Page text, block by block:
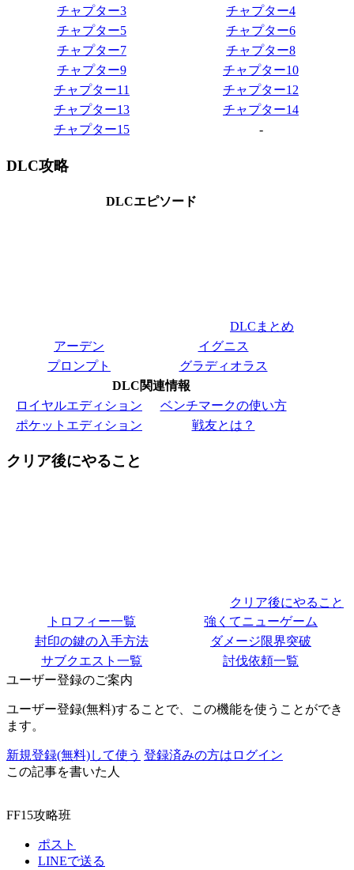
チャプター3
チャプター4
チャプター5
チャプター6
チャプター7
チャプター8
チャプター9
チャプター10
チャプター11
チャプター12
チャプター13
チャプター14
チャプター15
-
DLC攻略
DLCエピソード
DLCまとめ
アーデン
イグニス
プロンプト
グラディオラス
DLC関連情報
ロイヤルエディション
ベンチマークの使い方
ポケットエディション
戦友とは？
クリア後にやること
クリア後にやること
トロフィー一覧
強くてニューゲーム
封印の鍵の入手方法
ダメージ限界突破
サブクエスト一覧
討伐依頼一覧
ユーザー登録のご案内
ユーザー登録(無料)することで、この機能を使うことができ
ます。
新規登録(無料)して使う 登録済みの方はログイン
この記事を書いた人
FF15攻略班
ポスト
LINEで送る